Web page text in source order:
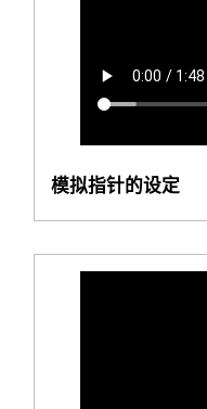
模拟指针的设定